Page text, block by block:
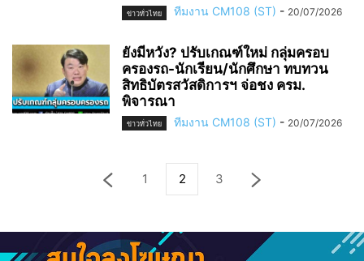
ข่าวทั่วไทย ทีมงาน CM108 (ST) - 20/07/2026
ยังมีหวัง? ปรับเกณฑ์ใหม่ กลุ่มครอบ
ครองรถ-นักเรียน/นักศึกษา ทบทวน
สิทธิบัตรสวัสดิการฯ จ่อชง ครม.
พิจารณา
ข่าวทั่วไทย ทีมงาน CM108 (ST) - 20/07/2026
1 2 3